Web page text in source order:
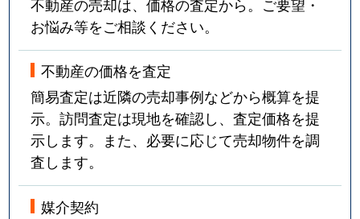
お悩み等をご相談ください。
不動産の価格を査定
簡易査定は近隣の売却事例などから概算を提
示。訪問査定は現地を確認し、査定価格を提
示します。また、必要に応じて売却物件を調
査します。
媒介契約